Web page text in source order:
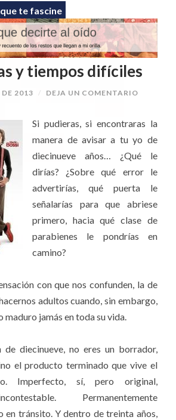
E
N
D
O
te fascine
y tiempos difíciles
2013 / DEJA UN COMENTARIO
Si pudieras, si encontraras la
manera de avisar a tu yo de
diecinueve años… ¿Qué le
dirías? ¿Sobre qué error le
advertirías, qué puerta le
señalarías para que abriese
primero, hacia qué clase de
parabienes le pondrías en
camino?
con que nos confunden, la de
adultos cuando, sin embargo,
maduro jamás en toda su vida.
de diecinueve, no eres un borrador,
el producto terminado que vive el
Imperfecto, sí, pero original,
Permanentemente
en tránsito. Y dentro de treinta años,